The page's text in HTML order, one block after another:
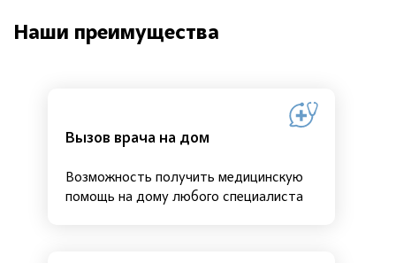
Наши преимущества
Вызов врача на дом
Возможность получить медицинскую
помощь на дому любого специалиста